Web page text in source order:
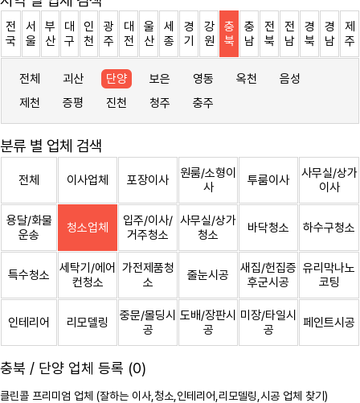
전
국
서
울
부
산
대
구
인
천
광
주
대
전
울
산
세
종
경
기
강
원
충
북
충
남
전
북
전
남
경
북
경
남
제
주
전체 괴산 단양 보은 영동 옥천
음성
제천
증평 진천 청주 충주
분류 별 업체 검색
전체 이사업체 포장이사
원룸/소형이
사
투룸이사
사무실/상가
이사
용달/화물
운송
청소업체
입주/이사/
거주청소
사무실/상가
청소
바닥청소 하수구청소
특수청소
세탁기/에어
컨청소
가전제품청
소
줄눈시공
새집/헌집증
후군시공
유리막나노
코팅
인테리어 리모델링
중문/몰딩시
공
도배/장판시
공
미장/타일시
공
페인트시공
충북 / 단양 업체 등록 (0)
클린콜 프리미엄 업체 (잘하는 이사, 청소 ,인테리어,리모델링,시공 업체 찾기)